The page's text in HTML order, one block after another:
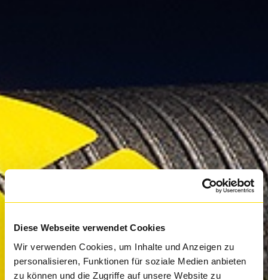
Diese Webseite verwendet Cookies
Wir verwenden Cookies, um Inhalte und Anzeigen zu
personalisieren, Funktionen für soziale Medien anbieten
zu können und die Zugriffe auf unsere Website zu